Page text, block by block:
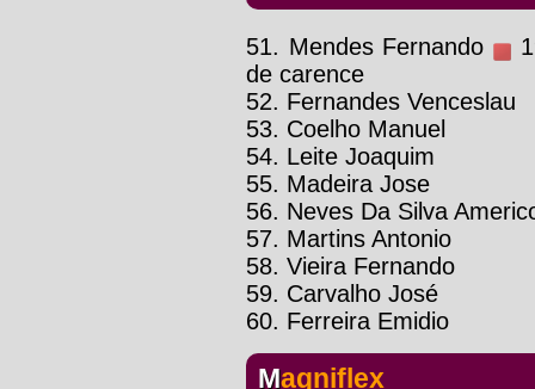
51. Mendes Fernando
de carence
52. Fernandes Venceslau
53. Coelho Manuel
54. Leite Joaquim
55. Madeira Jose
56. Neves Da Silva
57. Martins Antonio
58. Vieira Fernando
59. Carvalho José
60. Ferreira Emidio
Magniflex